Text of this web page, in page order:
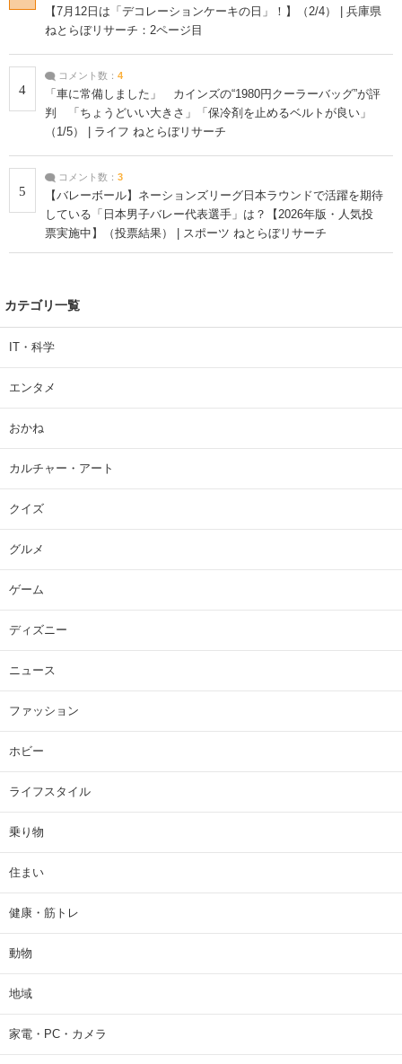
【7月12日は「デコレーションケーキの日」！】（2/4） | 兵庫県
ねとらぼリサーチ：2ページ目
4
コメント数： 4
「車に常備しました」 カインズの“1980円クーラーバッグ”が評
判 「ちょうどいい大きさ」「保冷剤を止めるベルトが良い」
（1/5） | ライフ ねとらぼリサーチ
5
コメント数： 3
【バレーボール】ネーションズリーグ日本ラウンドで活躍を期待
している「日本男子バレー代表選手」は？【2026年版・人気投
票実施中】（投票結果） | スポーツ ねとらぼリサーチ
カテゴリ一覧
IT・科学
エンタメ
おかね
カルチャー・アート
クイズ
グルメ
ゲーム
ディズニー
ニュース
ファッション
ホビー
ライフスタイル
乗り物
住まい
健康・筋トレ
動物
地域
家電・PC・カメラ